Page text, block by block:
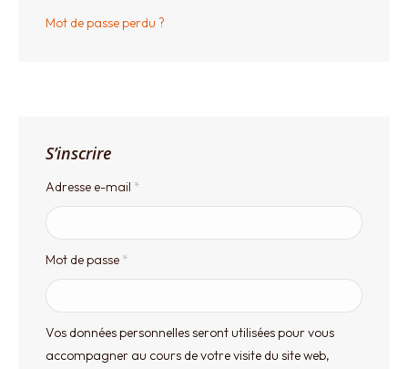
Mot de passe perdu ?
S’inscrire
Adresse e-mail *
Mot de passe *
Vos données personnelles seront utilisées pour vous
accompagner au cours de votre visite du site web,